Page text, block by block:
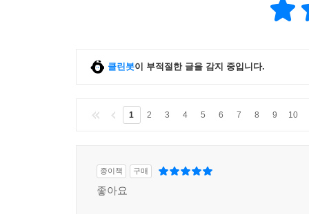
클린봇이 부적절한 글을 감지 중입니다.
1 2 3 4 5 6 7 8 9 10
종이책 구매
좋아요